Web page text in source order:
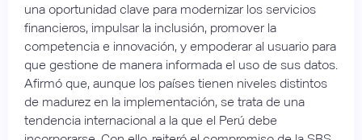
una oportunidad clave para modernizar los servicios
financieros, impulsar la inclusión, promover la
competencia e innovación, y empoderar al usuario para
que gestione de manera informada el uso de sus datos.
Afirmó que, aunque los países tienen niveles distintos
de madurez en la implementación, se trata de una
tendencia internacional a la que el Perú debe